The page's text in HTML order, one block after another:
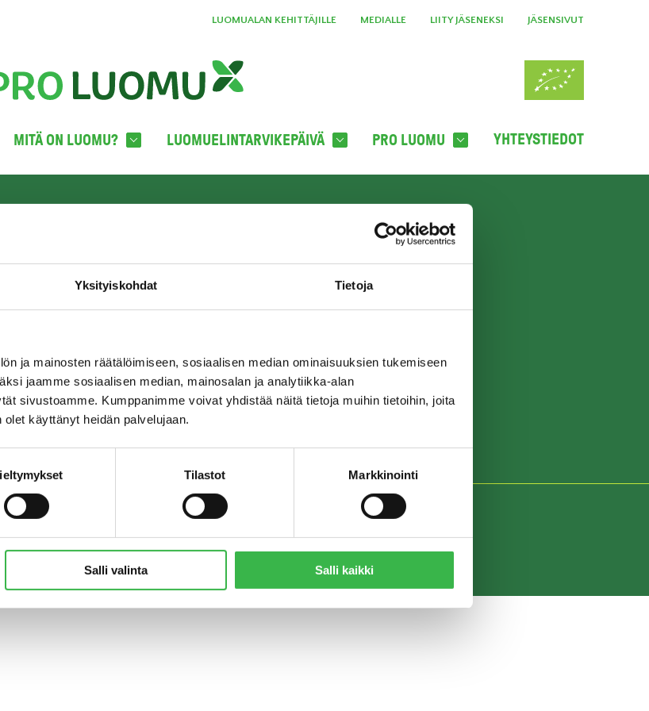
Yksityiskohdat Tietoja
ja mainosten räätälöimiseen, sosiaalisen median ominaisuuksien tukemiseen
jaamme sosiaalisen median, mainosalan ja analytiikka-alan
sivustoamme. Kumppanimme voivat yhdistää näitä tietoja muihin tietoihin, joita
käyttänyt heidän palvelujaan.
Tilastot Markkinointi
Salli valinta Salli kaikki
LUOMUALAN KEHITTÄJILLE MEDIALLE LIITY JÄSENEKSI JÄSENSIVUT
MITÄ ON LUOMU? LUOMUELINTARVIKEPÄIVÄ PRO LUOMU YHTEYSTIEDOT
31 LH 821
TILAA UUTISKIRJE
© Pro Luomu ry 2018